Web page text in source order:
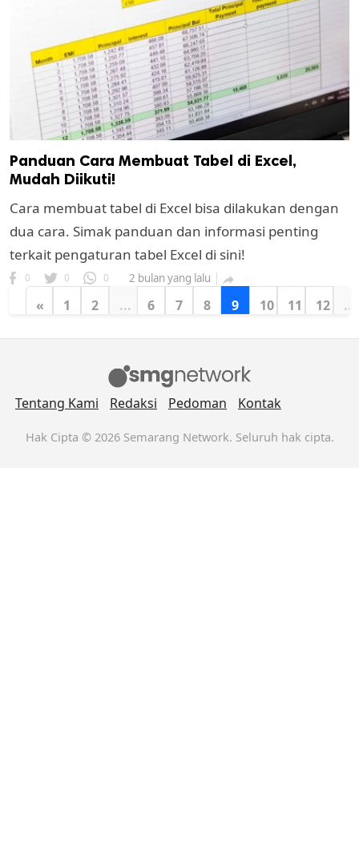
Panduan Cara Membuat Tabel di Excel,
Mudah Diikuti!
Cara membuat tabel di Excel bisa dilakukan dengan
dua cara. Simak panduan dan informasi penting
terkait pengaturan tabel Excel di sini!
0 0 0 2 bulan yang lalu 
« 1 2 ... 6 7 8 9 10 11 12 ...
Tentang Kami Redaksi Pedoman Kontak
Hak Cipta © 2026 Semarang Network. Seluruh hak cipta.